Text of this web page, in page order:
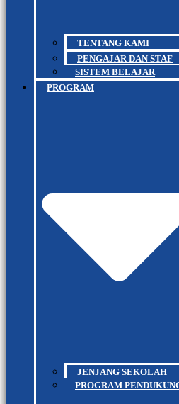
TENTANG KAMI
PENGAJAR DAN STAF
SISTEM BELAJAR
PROGRAM
JENJANG SEKOLAH
PROGRAM